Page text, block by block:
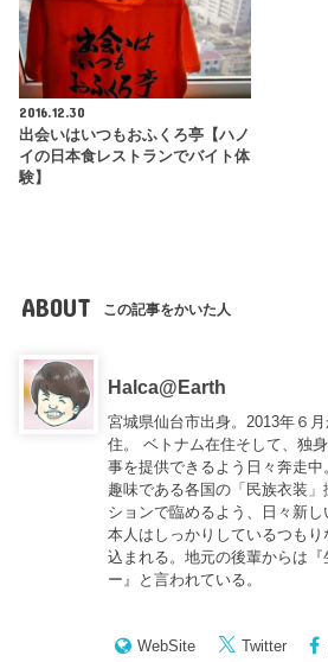
2016.12.30
出会いはいつもおふくろ亭【ハノ
イの日本食レストランでバイト体
験】
ABOUT この記事をかいた人
Halca@Earth
宮城県仙台市出身。2013年６
住。 ベトナム在住そして、独
事を提供できるよう日々奔走中
趣味である各国の「民族衣装
ションで臨めるよう、日々新し
本人はしっかりしているつも
込まれる。地元の後輩からは『
ー』と言われている。
WebSite Twitter